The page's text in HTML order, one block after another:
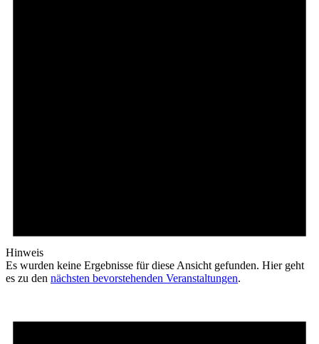
Hinweis
Es wurden keine Ergebnisse für diese Ansicht gefunden. Hier geht
es zu den nächsten bevorstehenden Veranstaltungen.